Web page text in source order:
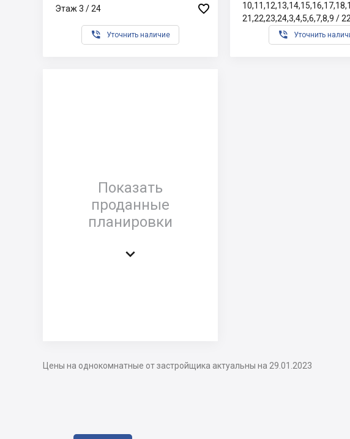
Этаж 3 / 24 
 Уточнить наличие
21,22,23,24,3,4,5,6,7,8,9 / 22
 Уточнить
Показать
проданные
планировки

Цены на однокомнатные от застройщика актуальны на 29.01.2023